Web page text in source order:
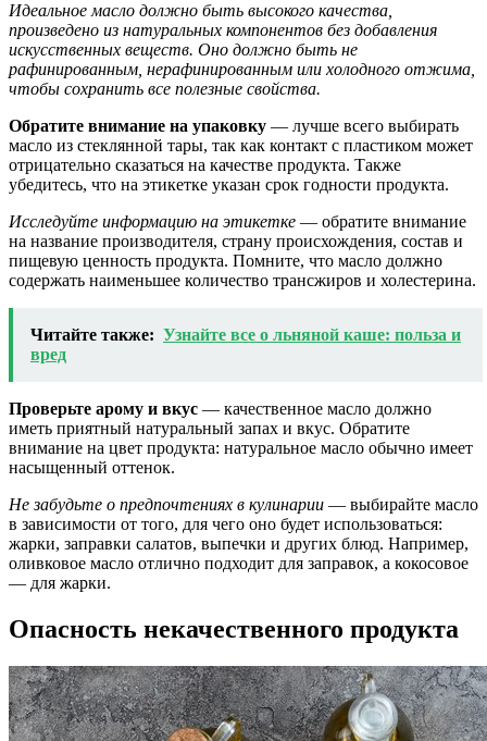
Идеальное масло должно быть высокого качества,
произведено из натуральных компонентов без добавления
искусственных веществ. Оно должно быть не
рафинированным, нерафинированным или холодного отжима,
чтобы сохранить все полезные свойства.
Обратите внимание на упаковку — лучше всего выбирать
масло из стеклянной тары, так как контакт с пластиком может
отрицательно сказаться на качестве продукта. Также
убедитесь, что на этикетке указан срок годности продукта.
Исследуйте информацию на этикетке — обратите внимание
на название производителя, страну происхождения, состав и
пищевую ценность продукта. Помните, что масло должно
содержать наименьшее количество трансжиров и холестерина.
Читайте также: Узнайте все о льняной каше: польза и
вред
Проверьте арому и вкус — качественное масло должно
иметь приятный натуральный запах и вкус. Обратите
внимание на цвет продукта: натуральное масло обычно имеет
насыщенный оттенок.
Не забудьте о предпочтениях в кулинарии — выбирайте масло
в зависимости от того, для чего оно будет использоваться:
жарки, заправки салатов, выпечки и других блюд. Например,
оливковое масло отлично подходит для заправок, а кокосовое
— для жарки.
Опасность некачественного продукта